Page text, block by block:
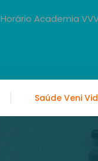
Saúde Veni